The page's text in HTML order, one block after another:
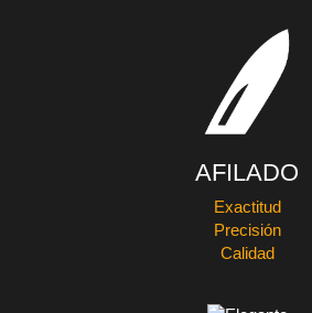
AFILADO
Exactitud
Precisión
Calidad